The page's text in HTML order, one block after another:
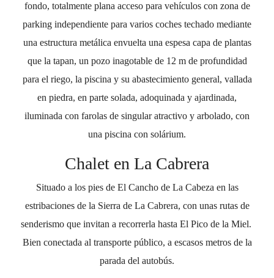
fondo, totalmente plana acceso para vehículos con zona de
parking independiente para varios coches techado mediante
una estructura metálica envuelta una espesa capa de plantas
que la tapan, un pozo inagotable de 12 m de profundidad
para el riego, la piscina y su abastecimiento general, vallada
en piedra, en parte solada, adoquinada y ajardinada,
iluminada con farolas de singular atractivo y arbolado, con
una piscina con solárium.
Chalet en La Cabrera
Situado a los pies de El Cancho de La Cabeza en las
estribaciones de la Sierra de La Cabrera, con unas rutas de
senderismo que invitan a recorrerla hasta El Pico de la Miel.
Bien conectada al transporte público, a escasos metros de la
parada del autobús.